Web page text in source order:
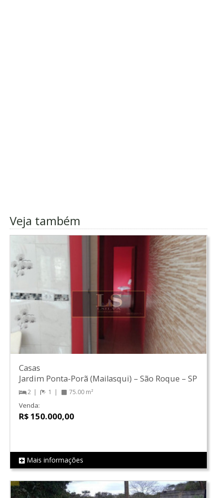
Veja também
REF LS0115
Casas
Jardim Ponta-Porã (Mailasqui) – São Roque – SP
2 1 75.00 m²
Venda:
R$ 150.000,00
Mais informações